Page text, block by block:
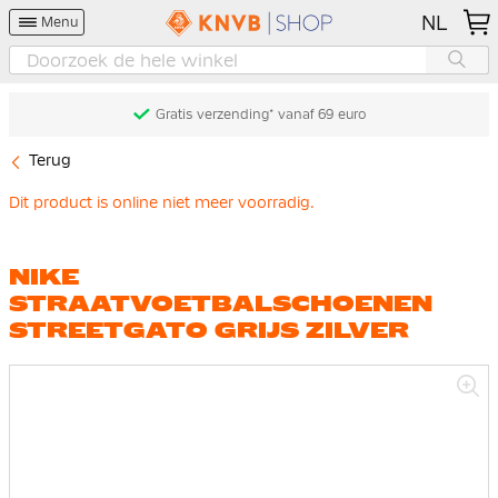
Menu NL
Gratis verzending* vanaf 69 euro
Terug
Dit product is online niet meer voorradig.
NIKE
STRAATVOETBALSCHOENEN
STREETGATO GRIJS ZILVER